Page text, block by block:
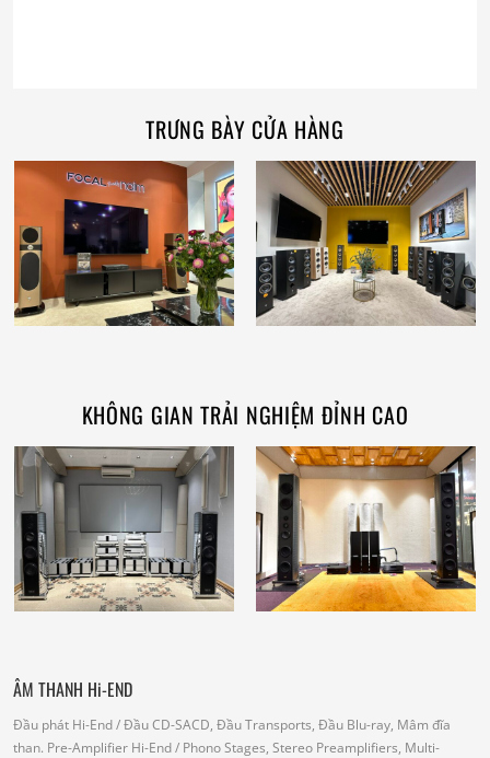
TRƯNG BÀY CỬA HÀNG
KHÔNG GIAN TRẢI NGHIỆM ĐỈNH CAO
ÂM THANH Hi-END
Đầu phát Hi-End/ Đầu CD-SACD, Đầu Transports, Đầu Blu-ray, Mâm đĩa
than. Pre-Amplifier Hi-End/ Phono Stages, Stereo Preamplifiers, Multi-